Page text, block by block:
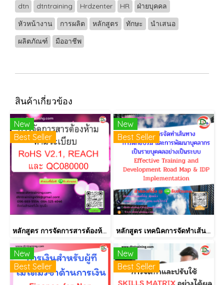
dtn dtntraining Hrdzenter HR
ฝ่ายบุคคล
หัวหน้างาน
การผลิต หลักสูตร ทักษะ
นำเสนอ
ผลิตภัณฑ์
มืออาชีพ
สินค้าเกี่ยวข้อง
New
Best Seller
หลักสูตร การจัดการสารต้องห้ามตามระเบียบ RoHS V2.1, REACH และ QC080000
New
Best Seller
หลักสูตร เทคนิคการจัดทำเส้นทางการฝึกอบรม และการพัฒนาบุคลากร เป็นรายบุคคลอย่างเป็นระบบ Effective Training and Development Road Map & IDP Implementation
New
Best Seller
New
Best Seller